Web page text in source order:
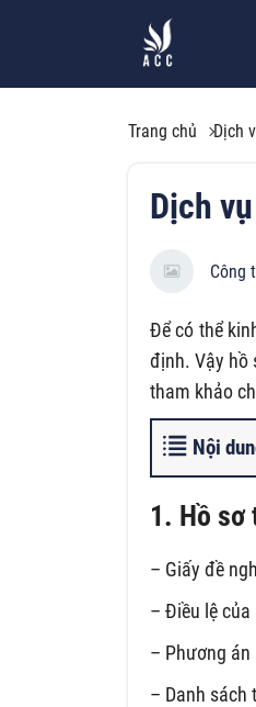
Trang chủ Dịch
Dịch
Công
Để có thể
định. Vậy hồ
tham khảo
Nội
1. Hồ sơ
– Giấy đề
– Điều lệ của
– Phương
– Danh sách